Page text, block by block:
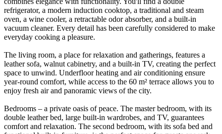
refrigerator, a modern induction cooktop, a traditional and steam
oven, a wine cooler, a retractable odor absorber, and a built-in
vacuum cleaner. Every detail has been carefully considered to make
everyday cooking a pleasure.
The living room, a place for relaxation and gatherings, features a
leather sofa, walnut cabinetry, and a built-in TV, creating the perfect
space to unwind. Underfloor heating and air conditioning ensure
year-round comfort, while access to the 60 m² terrace allows you to
enjoy fresh air and panoramic views of the city.
Bedrooms – a private oasis of peace. The master bedroom, with its
double leather bed, large built-in wardrobes, and TV, guarantees
comfort and relaxation. The second bedroom, with its sofa bed and